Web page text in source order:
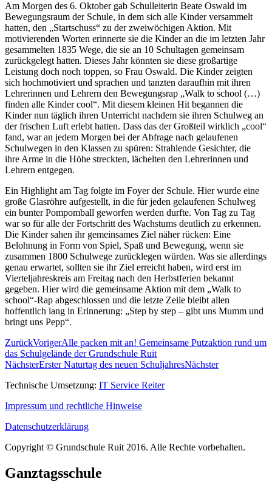
Am Morgen des 6. Oktober gab Schulleiterin Beate Oswald im
Bewegungsraum der Schule, in dem sich alle Kinder versammelt
hatten, den „Startschuss“ zu der zweiwöchigen Aktion. Mit
motivierenden Worten erinnerte sie die Kinder an die im letzten Jahr
gesammelten 1835 Wege, die sie an 10 Schultagen gemeinsam
zurückgelegt hatten. Dieses Jahr könnten sie diese großartige
Leistung doch noch toppen, so Frau Oswald. Die Kinder zeigten
sich hochmotiviert und sprachen und tanzten daraufhin mit ihren
Lehrerinnen und Lehrern den Bewegungsrap „Walk to school (…)
finden alle Kinder cool“. Mit diesem kleinen Hit begannen die
Kinder nun täglich ihren Unterricht nachdem sie ihren Schulweg an
der frischen Luft erlebt hatten. Dass das der Großteil wirklich „cool“
fand, war an jedem Morgen bei der Abfrage nach gelaufenen
Schulwegen in den Klassen zu spüren: Strahlende Gesichter, die
ihre Arme in die Höhe streckten, lächelten den Lehrerinnen und
Lehrern entgegen.
Ein Highlight am Tag folgte im Foyer der Schule. Hier wurde eine
große Glasröhre aufgestellt, in die für jeden gelaufenen Schulweg
ein bunter Pompomball geworfen werden durfte. Von Tag zu Tag
war so für alle der Fortschritt des Wachstums deutlich zu erkennen.
Die Kinder sahen ihr gemeinsames Ziel näher rücken: Eine
Belohnung in Form von Spiel, Spaß und Bewegung, wenn sie
zusammen 1800 Schulwege zurücklegen würden. Was sie allerdings
genau erwartet, sollten sie ihr Ziel erreicht haben, wird erst im
Vierteljahreskreis am Freitag nach den Herbstferien bekannt
gegeben. Hier wird die gemeinsame Aktion mit dem „Walk to
school“-Rap abgeschlossen und die letzte Zeile bleibt allen
hoffentlich lang in Erinnerung: „Step by step – gibt uns Mumm und
bringt uns Pepp“.
ZurückVorigerAlle packen mit an! Gemeinsame Putzaktion rund um
das Schulgelände der Grundschule Ruit
NächsterErster Naturtag des neuen SchuljahresNächster
Technische Umsetzung: IT Service Reiter
Impressum und rechtliche Hinweise
Datenschutzerklärung
Copyright © Grundschule Ruit 2016. Alle Rechte vorbehalten.
Ganztagsschule